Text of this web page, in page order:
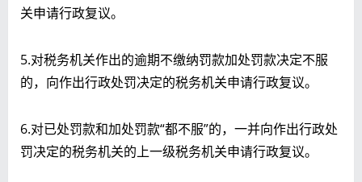
关申请行政复议。
5.对税务机关作出的逾期不缴纳罚款加处罚款决定不服
的，向作出行政处罚决定的税务机关申请行政复议。
6.对已处罚款和加处罚款“都不服”的，一并向作出行政处
罚决定的税务机关的上一级税务机关申请行政复议。